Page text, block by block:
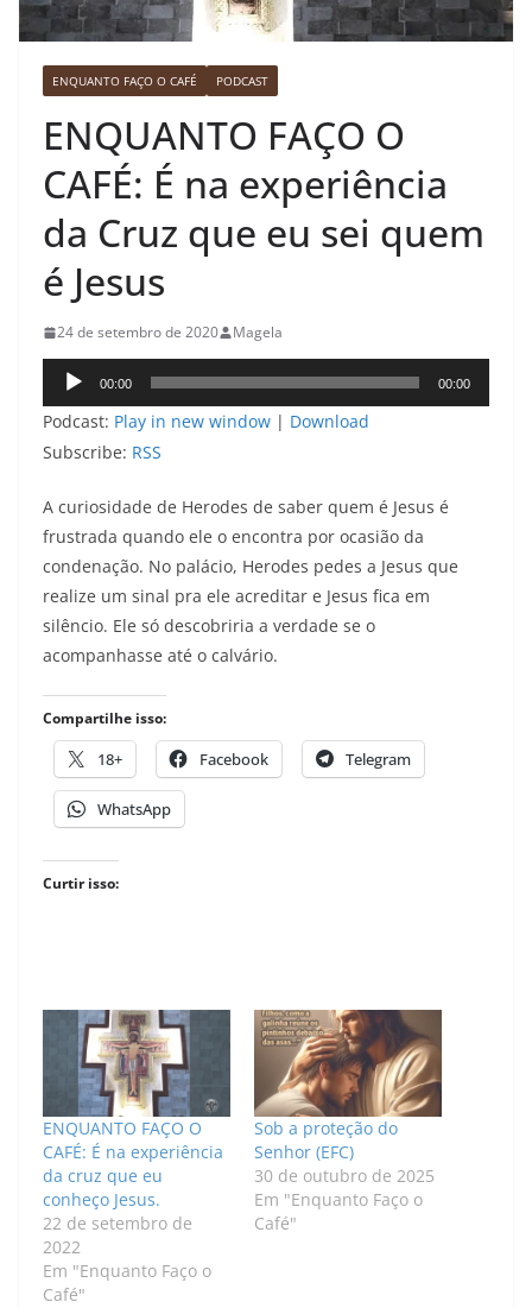
ENQUANTO FAÇO O CAFÉ PODCAST
ENQUANTO FAÇO O
CAFÉ: É na experiência
da Cruz que eu sei quem
é Jesus
24 de setembro de 2020 Magela
Tocador
de
áudio
00:00 00:00
Podcast: Play in new window | Download
Subscribe: RSS
A curiosidade de Herodes de saber quem é Jesus é
frustrada quando ele o encontra por ocasião da
condenação. No palácio, Herodes pedes a Jesus que
realize um sinal pra ele acreditar e Jesus fica em
silêncio. Ele só descobriria a verdade se o
acompanhasse até o calvário.
Compartilhe isso:
18+ Facebook Telegram
WhatsApp
Curtir isso:
ENQUANTO FAÇO O
CAFÉ: É na experiência
da cruz que eu
conheço Jesus.
22 de setembro de
2022
Em "Enquanto Faço o
Café"
Sob a proteção do
Senhor (EFC)
30 de outubro de 2025
Em "Enquanto Faço o
Café"